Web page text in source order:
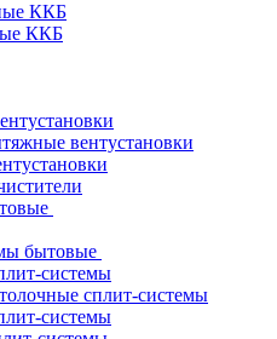
ККБ
ККБ
вентустановки
бытовые
системы
сплит-системы
системы